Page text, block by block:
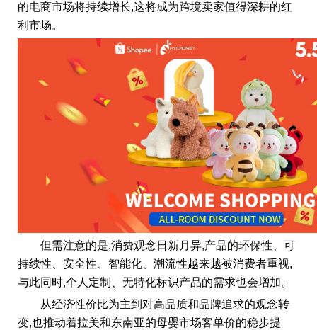
的电商市场将持续增长,这将成为跨境卖家值得深耕的红
利市场。
但需注意的是,消费观念日新月异,产品的环保性、可
持续性、安全性、智能化、潮流性越来越被消费者重视,
与此同时,个人定制、无特化标识产品的需求也会增加。
从经济性价比为主到对高品质和品牌追求的观念转
变,也推动着拉美和东南亚的母婴市场客单价的稳步提